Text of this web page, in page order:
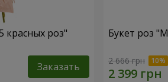
красных роз"
Заказать
Букет роз
2 666 грн